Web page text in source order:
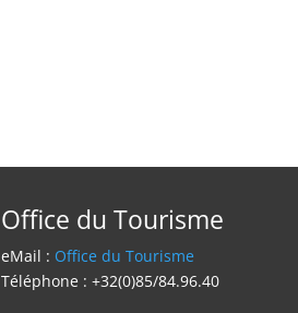
Office du Tourisme
eMail : Office du Tourisme
Téléphone : +32(0)85/84.96.40